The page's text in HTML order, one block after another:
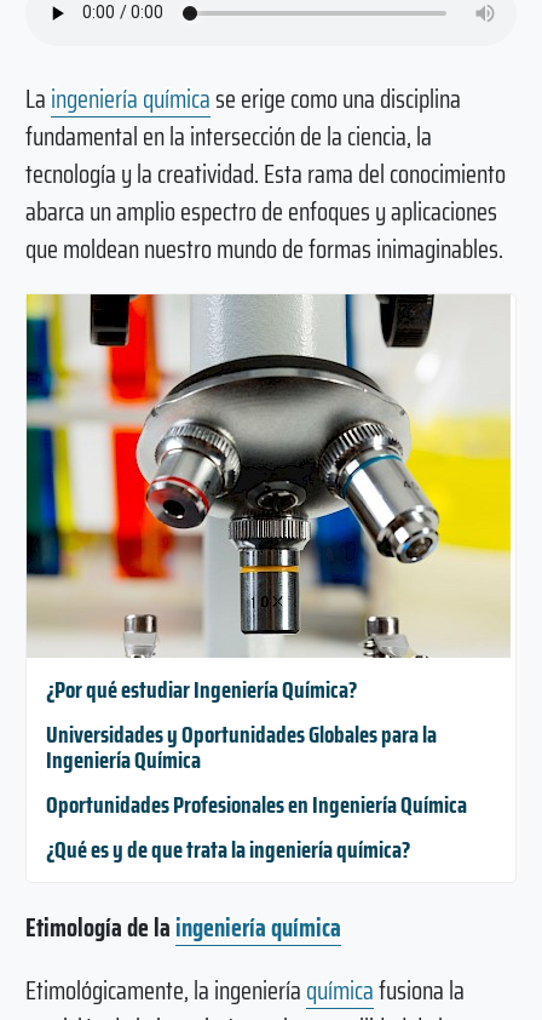
Laingeniería químicase erige como una disciplina
fundamental en la intersección de la ciencia, la
tecnología y la creatividad. Esta rama del conocimiento
abarca un amplio espectro de enfoques y aplicaciones
que moldean nuestro mundo de formas inimaginables.
¿Por qué estudiar Ingeniería Química?
Universidades y Oportunidades Globales para la
Ingeniería Química
Oportunidades Profesionales en Ingeniería Química
¿Qué es y de que trata la ingeniería química?
Etimología de laingeniería química
Etimológicamente, la ingenieríaquímicafusiona la